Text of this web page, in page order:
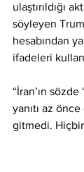
ulaştırıldığı
söyleyen
hesabından
ifadeleri
“İran’ın
yanıtı az
gitmedi.